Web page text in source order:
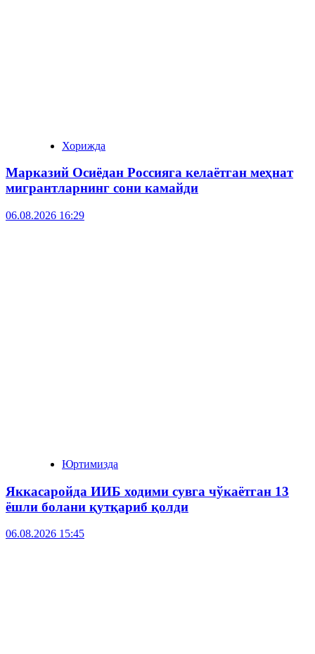
Хорижда
Марказий Осиёдан Россияга келаётган меҳнат
мигрантларнинг сони камайди
06.08.2026 16:29
Юртимизда
Яккасаройда ИИБ ходими сувга чўкаётган 13
ёшли болани қутқариб қолди
06.08.2026 15:45